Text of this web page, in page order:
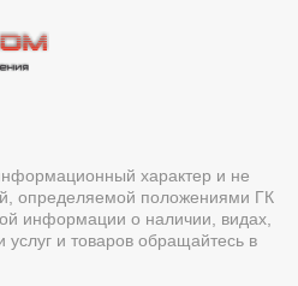
характер и не
определяемой положениями ГК
информации о наличии, видах,
услуг и товаров обращайтесь в